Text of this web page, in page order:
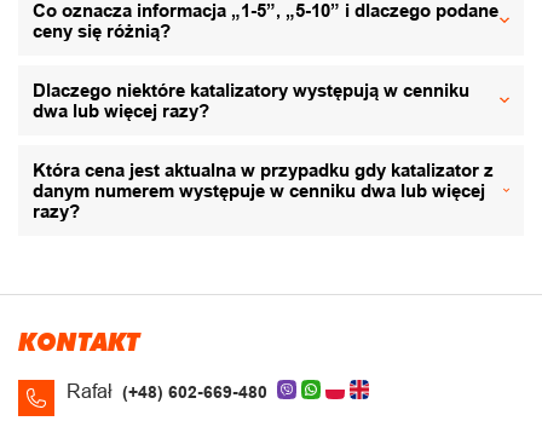
Co oznacza informacja „1-5”, „5-10” i dlaczego podane
ceny się różnią?
Dlaczego niektóre katalizatory występują w cenniku
dwa lub więcej razy?
Która cena jest aktualna w przypadku gdy katalizator z
danym numerem występuje w cenniku dwa lub więcej
razy?
KONTAKT
Rafał (+48) 602-669-480